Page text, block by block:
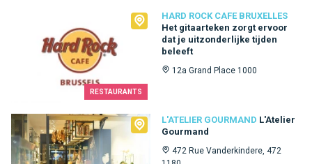
RESTAURANTS
HARD ROCK CAFE BRUXELLES
Het gitaarteken zorgt ervoor
dat je uitzonderlijke tijden
beleeft
12a Grand Place 1000
Hard Rock Cafe Bruxelles
L'ATELIER GOURMAND L'Atelier
Gourmand
472 Rue Vanderkindere, 472
L'Atelier Gourmand